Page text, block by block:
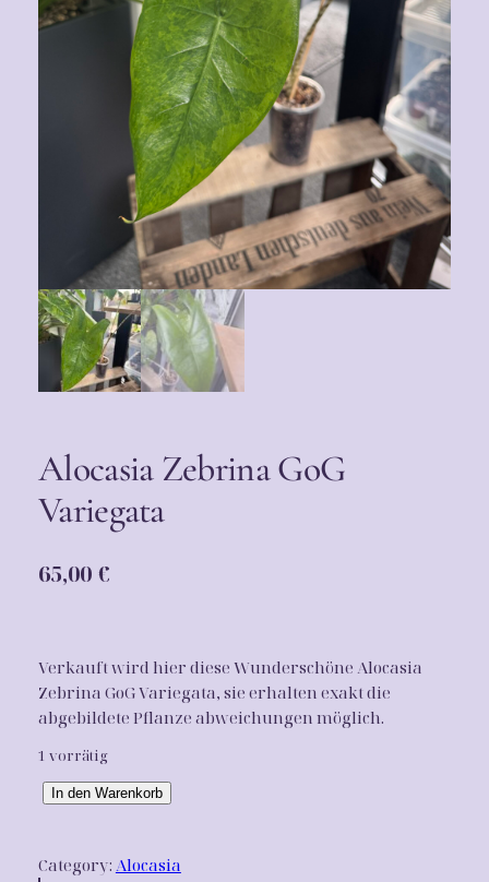
Alocasia Zebrina GoG
Variegata
65,00 €
Verkauft wird hier diese Wunderschöne Alocasia
Zebrina GoG Variegata, sie erhalten exakt die
abgebildete Pflanze abweichungen möglich.
1 vorrätig
c
In den Warenkorb
Category: Alocasia